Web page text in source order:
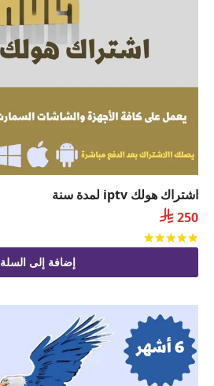
اشتراك هولك iptv لمدة سنة
 250
إضافة إلى السلة